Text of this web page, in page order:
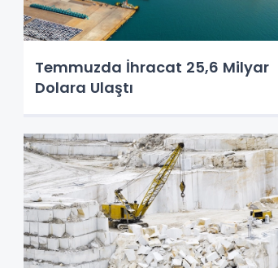
Temmuzda İhracat 25,6 Milyar
Dolara Ulaştı